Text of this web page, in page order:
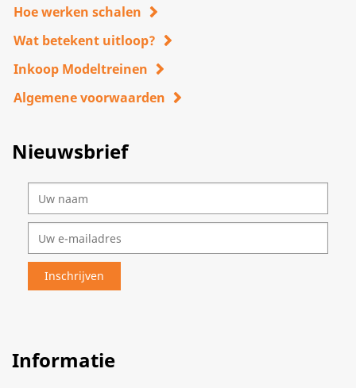
Hoe werken schalen
Wat betekent uitloop?
Inkoop Modeltreinen
Algemene voorwaarden
Nieuwsbrief
Informatie